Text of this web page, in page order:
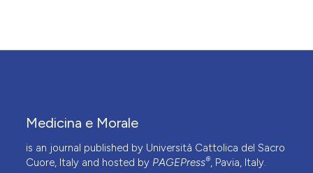
Medicina e Morale
is an journal published by Università Cattolica del Sacro
Cuore, Italy and hosted by PAGEPress®, Pavia, Italy.